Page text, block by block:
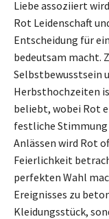
Liebe assoziiert
Rot Leidenschaft
Entscheidung für
bedeutsam macht.
Selbstbewusstsein
Herbsthochzeiten
beliebt, wobei Rot
festliche Stimmung
Anlässen wird Rot
Feierlichkeit
perfekten Wahl
Ereignisses zu
Kleidungsstück,